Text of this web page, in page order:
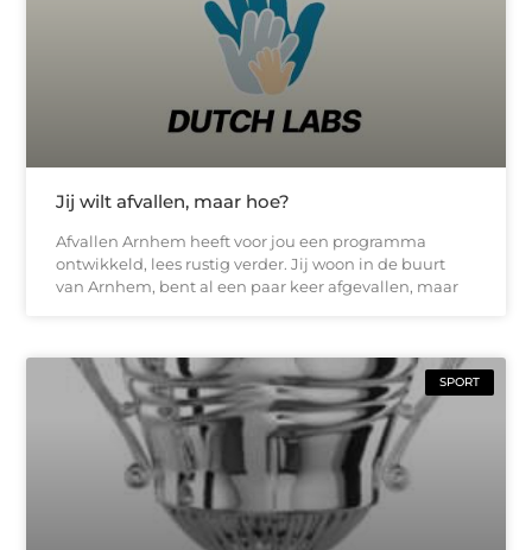
Jij wilt afvallen, maar hoe?
Afvallen Arnhem heeft voor jou een programma
ontwikkeld, lees rustig verder. Jij woon in de buurt
van Arnhem, bent al een paar keer afgevallen, maar
SPORT